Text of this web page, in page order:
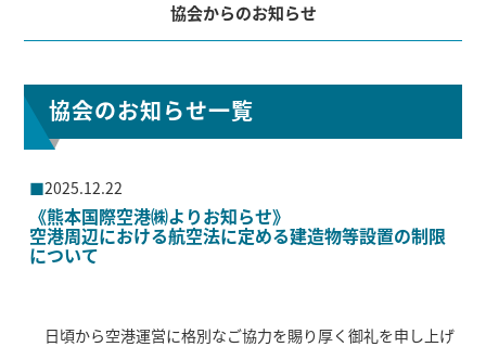
協会からのお知らせ
協会のお知らせ一覧
《熊本国際空港㈱よりお知らせ》
空港周辺における航空法に定める建造物等設置の制限
について
2025.12.22
日頃から空港運営に格別なご協力を賜り厚く御礼を申し上げ